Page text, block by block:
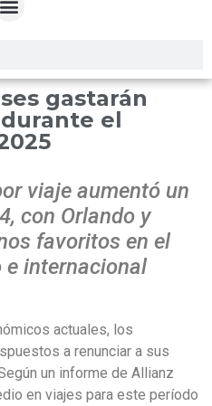
gastarán
el
viaje aumentó un
con Orlando y
favoritos en el
e internacional
actuales, los
a renunciar a sus
un informe de Allianz
en viajes para este período